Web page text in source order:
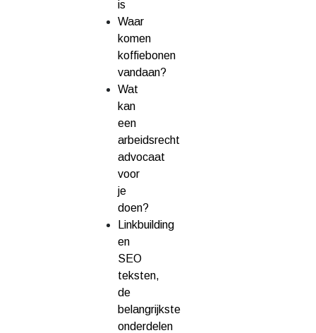
is
Waar
komen
koffiebonen
vandaan?
Wat
kan
een
arbeidsrecht
advocaat
voor
je
doen?
Linkbuilding
en
SEO
teksten,
de
belangrijkste
onderdelen